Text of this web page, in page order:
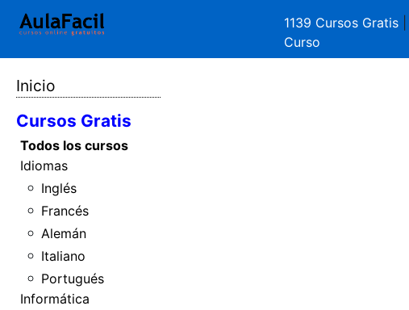
1139 Cursos Gratis
Curso
Inicio
Cursos Gratis
Todos los cursos
Idiomas
Inglés
Francés
Alemán
Italiano
Portugués
Informática